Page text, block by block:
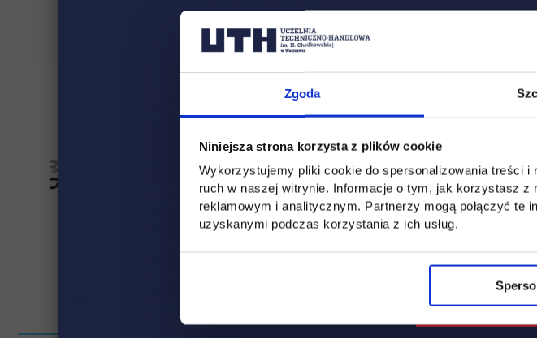
Zgoda
Niniejsza strona korzysta z plików cookie
Wykorzystujemy pliki cookie do spersonalizowania treści i
ruch w naszej witrynie. Informacje o tym, jak korzystasz z
reklamowym i analitycznym. Partnerzy mogą połączyć te
uzyskanymi podczas korzystania z ich usług.
będziemy prezentować cykliczne relacje zdjęciowe z przebiegu prac.